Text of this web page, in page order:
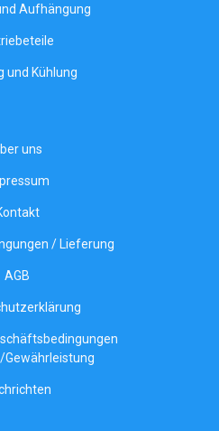
Aufhängung
und Kühlung
uns
/ Lieferung
AGB
Gewährleistung